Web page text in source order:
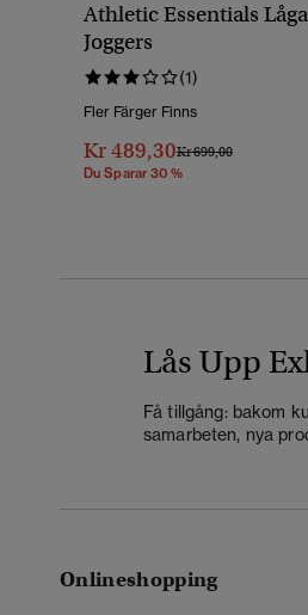
Athletic Essentials
Joggers
(1)
Fler Färger Finns
Kr 489,30Pris Reducerat Från
Kr 699,00Till
Du Sparar 30 %
Lås Upp
Få tillgång: bakom
samarbeten, nya
Onlineshopping